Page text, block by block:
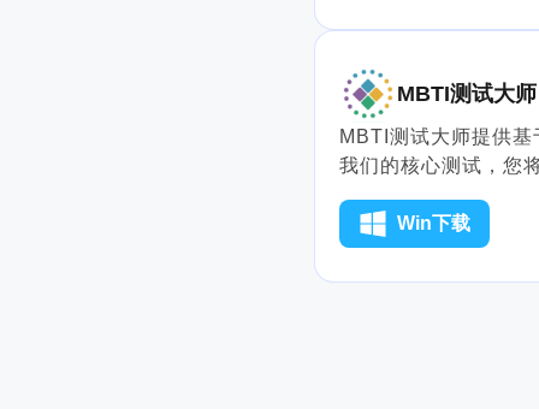
MBTI测试大师
MBTI测试大师提供
我们的核心测试，您
展建议 ✅ 恋爱配对
系、规划职业，
Win下载